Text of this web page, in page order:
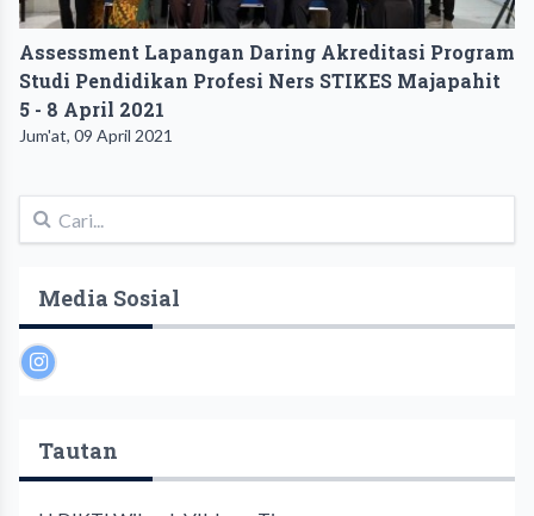
Assessment Lapangan Daring Akreditasi Program
Studi Pendidikan Profesi Ners STIKES Majapahit
5 - 8 April 2021
Jum'at, 09 April 2021
Media Sosial
Tautan